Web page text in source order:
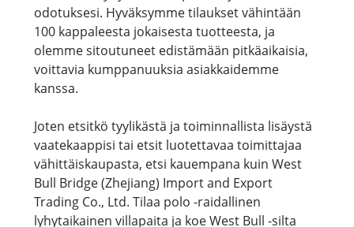
odotuksesi. Hyväksymme tilaukset vähintään
100 kappaleesta jokaisesta tuotteesta, ja
olemme sitoutuneet edistämään pitkäaikaisia,
voittavia kumppanuuksia asiakkaidemme
kanssa.
Joten etsitkö tyylikästä ja toiminnallista lisäystä
vaatekaappisi tai etsit luotettavaa toimittajaa
vähittäiskaupasta, etsi kauempana kuin West
Bull Bridge (Zhejiang) Import and Export
Trading Co., Ltd. Tilaa polo -raidallinen
lyhytaikainen villapaita ja koe West Bull -silta